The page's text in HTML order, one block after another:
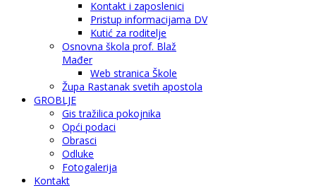
Kontakt i zaposlenici
Pristup informacijama DV
Kutić za roditelje
Osnovna škola prof. Blaž
Mađer
Web stranica Škole
Župa Rastanak svetih apostola
GROBLJE
Gis tražilica pokojnika
Opći podaci
Obrasci
Odluke
Fotogalerija
Kontakt